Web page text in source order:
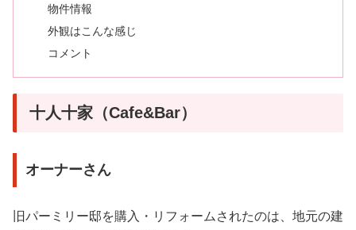
物件情報
外観はこんな感じ
コメント
十人十家（Cafe&Bar）
オーナーさん
旧パーミリー邸を購入・リフォームされたのは、地元の建